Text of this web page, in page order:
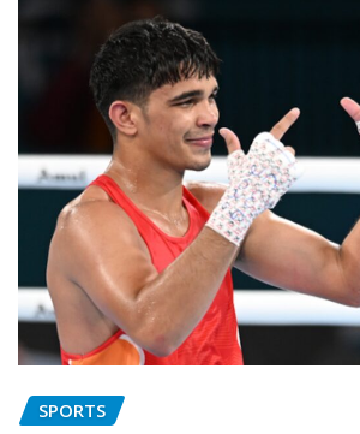
SPORTS